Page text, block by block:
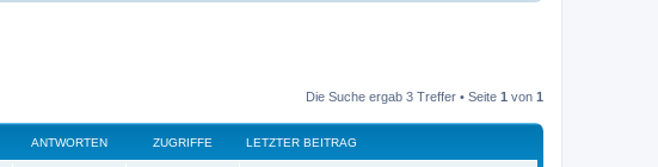
Die Suche ergab 3 Treffer • Seite 1 von 1
ANTWORTEN ZUGRIFFE LETZTER BEITRAG